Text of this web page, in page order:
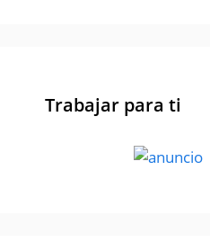
Trabajar para ti